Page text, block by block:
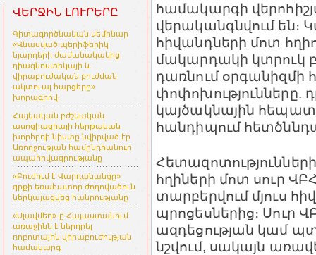
ՎԵՐՋԻՆ ԼՈՒՐԵՐԸ
Գիտագործնական սեմինար
«Վնասված պերիֆերիկ
նյարդերի ժամանակակից
դիագնոստիկայի և
վիրաբուժական բուժման
ակտուալ հարցերը»
խորագրով
Հայկական բժշկական
ասոցիացիայի հերթական
խորհրդի նիստը նվիրված էր
Առողջության համընդհանուր
ապահովագրությանը
«Բուժում է Վարդանանցը»
գրքի եռահատոր ժողովածուն
ներկայացվեց հանրությանը
«Սլավմեդ»-ը Հայաստանում
առաջինն է ներդրել
ռոբոտային վիրաբուժության
համակարգ
համակարգի
վերականգնվում են։
հիվանդների մոտ
մակարդակի
դառնում օրգանիզմի
փոփոխությունները.
կայծակնային
հանդիպում
հղիների մոտ սուր
տարբերվում մյուս
պրոցեսներից։
ազդեցության կամ
նշվում, սակայն